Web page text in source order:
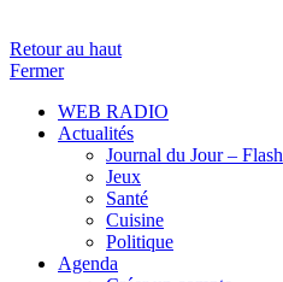
Retour au haut
Fermer
WEB RADIO
Actualités
Journal du Jour – Flash
Jeux
Santé
Cuisine
Politique
Agenda